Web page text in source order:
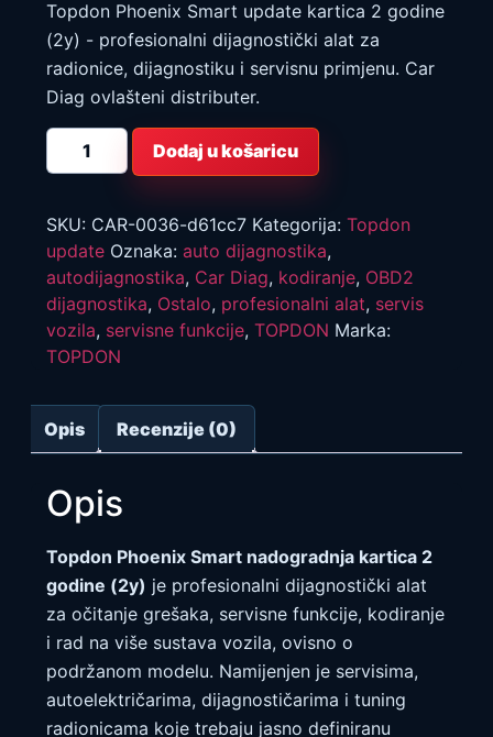
Topdon Phoenix Smart update kartica 2 godine
(2y) - profesionalni dijagnostički alat za
radionice, dijagnostiku i servisnu primjenu. Car
Diag ovlašteni distributer.
Topdon
Phoenix
Smart
2
godine
(2y)
količina
Dodaj u košaricu
SKU: CAR-0036-d61cc7 Kategorija: Topdon
update Oznaka: auto dijagnostika,
autodijagnostika, Car Diag, kodiranje, OBD2
dijagnostika, Ostalo, profesionalni alat, servis
vozila, servisne funkcije, TOPDON Marka:
TOPDON
Opis Recenzije (0)
Opis
Topdon Phoenix Smart nadogradnja kartica 2
godine (2y) je profesionalni dijagnostički alat
za očitanje grešaka, servisne funkcije, kodiranje
i rad na više sustava vozila, ovisno o
podržanom modelu. Namijenjen je servisima,
autoelektričarima, dijagnostičarima i tuning
radionicama koje trebaju jasno definiranu